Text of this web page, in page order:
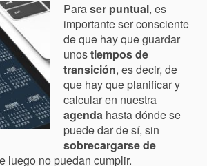
Paraser puntual, es
importante ser consciente
de que hay que guardar
unostiempos de
transición, es decir, de
que hay que planificar y
calcular en nuestra
agenda hasta dónde se
puede dar de sí, sin
sobrecargarse de
luego no puedan cumplir.